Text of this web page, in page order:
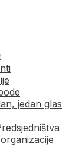
jedan glas